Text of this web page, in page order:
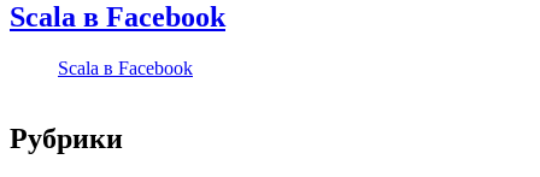
Scala в Facebook
Scala в Facebook
Рубрики